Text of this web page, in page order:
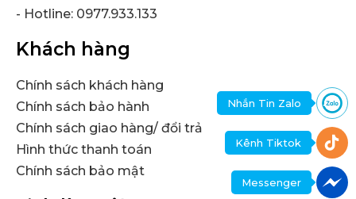
- Hotline: 0977.933.133
Khách hàng
Chính sách khách hàng
Chính sách bảo hành
Chính sách giao hàng/ đổi trả
Hình thức thanh toán
Chính sách bảo mật
Nhắn Tin Zalo
Kênh Tiktok
Messenger